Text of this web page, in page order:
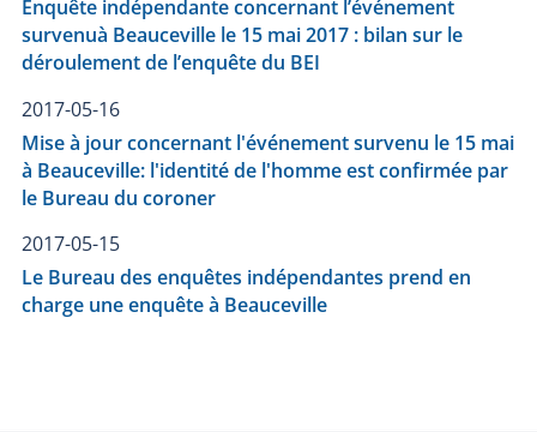
Enquête indépendante concernant l’événement
survenuà Beauceville le 15 mai 2017 : bilan sur le
déroulement de l’enquête du BEI
2017-05-16
Mise à jour concernant l'événement survenu le 15 mai
à Beauceville: l'identité de l'homme est confirmée par
le Bureau du coroner
2017-05-15
Le Bureau des enquêtes indépendantes prend en
charge une enquête à Beauceville